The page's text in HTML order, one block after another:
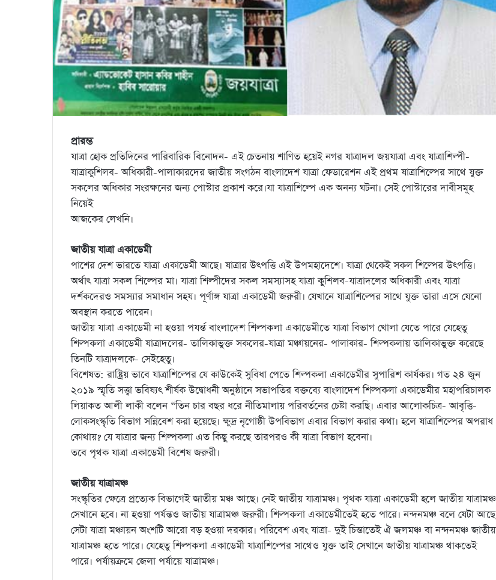
প্রারম্ভ
যাত্রা হোক প্রতিদিনের পারিবারিক বিনোদন- এই চেতনায় শাণিত হয়েই নগর যাত্রাদল জয়যাত্রা এবং যাত্রাশিল্পী-
যাত্রাকুশিলব- অধিকারী-পালাকারদের জাতীয় সংগঠন বাংলাদেশ যাত্রা ফেডারেশন এই প্রথম যাত্রাশিল্পের সাথে যুক্ত
সকলের অধিকার সংরক্ষনের জন্য পোস্টার প্রকাশ করে।যা যাত্রাশিল্পে এক অনন্য ঘটনা। সেই পোস্টারের দাবীসমূহ
নিয়েই
আজকের লেখনি।
জাতীয় যাত্রা একাডেমী
পাশের দেশ ভারতে যাত্রা একাডেমী আছে। যাত্রার উৎপত্তি এই উপমহাদেশে। যাত্রা থেকেই সকল শিল্পের উৎপত্তি।
অর্থাৎ যাত্রা সকল শিল্পের মা। যাত্রা শিল্পীদের সকল সমস্যাসহ যাত্রা কুুশিলব-যাত্রাদলের অধিকারী এবং যাত্রা
দর্শকদেরও সমস্যার সমাধান সহয। পূর্ণাঙ্গ যাত্রা একাডেমী জরুরী। যেখানে যাত্রাশিল্পের সাথে যুক্ত তারা এসে যেনো
অবস্থান করতে পারেন।
জাতীয় যাত্রা একাডেমী না হওয়া পযর্ন্ত বাংলাদেশ শিল্পকলা একাডেমীতে যাত্রা বিভাগ খোলা যেতে পারে যেহেতু
শিল্পকলা একাডেমী যাত্রাদলের- তালিকাভুক্ত সকলের-যাত্রা মঞ্চায়নের- পালাকার- শিল্পকলায় তালিকাভুক্ত করেছে
তিনটি যাত্রাদলকে- সেইহেতু।
বিশেষত: রাষ্ট্রিয় ভাবে যাত্রাশিল্পের যে কাউকেই সুবিধা পেতে শিল্পকলা একাডেমীর সুপারিশ কার্যকর। গত ২৪ জুন
২০১৯ স্মৃতি সত্ত্বা ভবিষ্যৎ শীর্ষক উদ্বোধনী অনুষ্ঠানে সভাপতির বক্তব্যে বাংলাদেশ শিল্পকলা একাডেমীর মহাপরিচালক
লিয়াকত আলী লাকী বলেন “তিন চার বছর ধরে নীতিমালায় পরিবর্তনের চেষ্টা করছি। এবার আলোকচিত্র- আবৃত্তি-
লোকসংস্কৃতি বিভাগ সন্নিবেশ করা হয়েছে। ক্ষুদ্র নৃগোষ্ঠী উপবিভাগ এবার বিভাগ করার কথা। হলে যাত্রাশিল্পের অপরাধ
কোথায়? যে যাত্রার জন্য শিল্পকলা এত কিছু করছে তারপরও কী যাত্রা বিভাগ হবেনা।
তবে পৃথক যাত্রা একাডেমী বিশেষ জরুরী।
জাতীয় যাত্রামঞ্চ
সংস্কৃতির ক্ষেত্রে প্রত্যেক বিভাগেই জাতীয় মঞ্চ আছে। নেই জাতীয় যাত্রামঞ্চ। পৃথক যাত্রা একাডেমী হলে জাতীয় যাত্রামঞ্চ
সেখানে হবে। না হওয়া পর্যন্তও জাতীয় যাত্রামঞ্চ জরুরী। শিল্পকলা একাডেমীতেই হতে পারে। নন্দনমঞ্চ বলে যেটা আছে
সেটা যাত্রা মঞ্চায়ন অংশটি আরো বড় হওয়া দরকার। পরিবেশ এবং যাত্রা- দুই চিন্তাতেই ঐ জলমঞ্চ বা নন্দনমঞ্চ জাতীয়
যাত্রামঞ্চ হতে পারে। যেহেতু শিল্পকলা একাডেমী যাত্রাশিল্পের সাথেও যুক্ত তাই সেখানে জাতীয় যাত্রামঞ্চ থাকতেই
পারে। পর্যায়ক্রমে জেলা পর্যায়ে যাত্রামঞ্চ।